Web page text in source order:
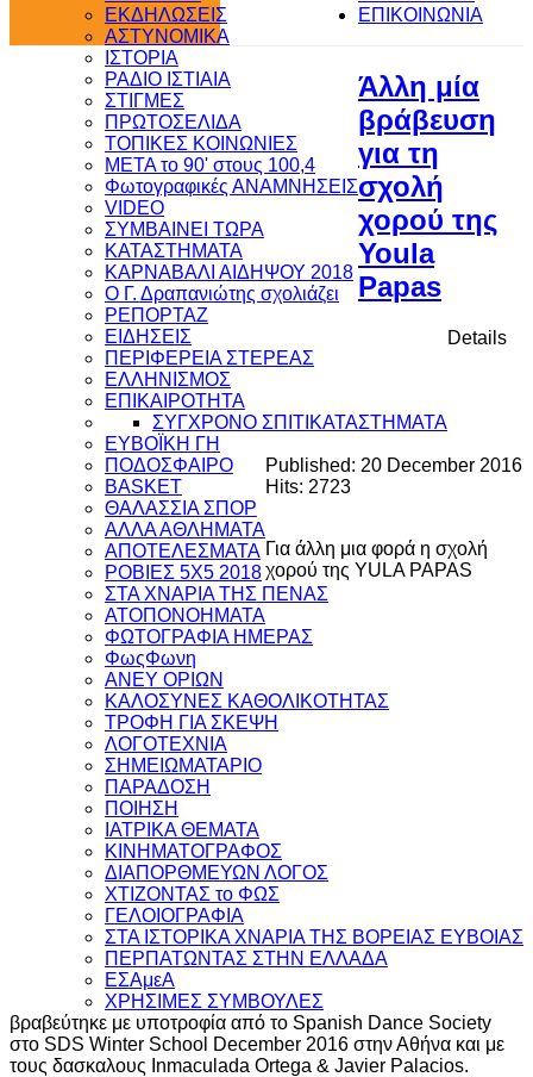
ΕΚΔΗΛΩΣΕΙΣ
ΑΣΤΥΝΟΜΙΚΑ
ΙΣΤΟΡΙΑ
ΡΑΔΙΟ ΙΣΤΙΑΙΑ
ΣΤΙΓΜΕΣ
ΠΡΩΤΟΣΕΛΙΔΑ
ΤΟΠΙΚΕΣ ΚΟΙΝΩΝΙΕΣ
ΜΕΤΑ το 90' στους 100,4
Φωτογραφικές ΑΝΑΜΝΗΣΕΙΣ
VIDEO
ΣΥΜΒΑΙΝΕΙ ΤΩΡΑ
ΚΑΤΑΣΤΗΜΑΤΑ
ΚΑΡΝΑΒΑΛΙ ΑΙΔΗΨΟΥ 2018
Ο Γ. Δραπανιώτης σχολιάζει
ΡΕΠΟΡΤΑΖ
ΕΙΔΗΣΕΙΣ
ΠΕΡΙΦΕΡΕΙΑ ΣΤΕΡΕΑΣ
ΕΛΛΗΝΙΣΜΟΣ
ΕΠΙΚΑΙΡΟΤΗΤΑ
ΚΑΤΑΣΤΗΜΑΤΑ
ΣΥΓΧΡΟΝΟ ΣΠΙΤΙ
ΕΥΒΟΪΚΗ ΓΗ
ΠΟΔΟΣΦΑΙΡΟ
BASKET
ΘΑΛΑΣΣΙΑ ΣΠΟΡ
ΑΛΛΑ ΑΘΛΗΜΑΤΑ
ΑΠΟΤΕΛΕΣΜΑΤΑ
ΡΟΒΙΕΣ 5Χ5 2018
ΣΤΑ ΧΝΑΡΙΑ ΤΗΣ ΠΕΝΑΣ
ΑΤΟΠΟΝΟΗΜΑΤΑ
ΦΩΤΟΓΡΑΦΙΑ ΗΜΕΡΑΣ
ΦωςΦωνη
ANEY ΟΡΙΩΝ
ΚΑΛΟΣΥΝΕΣ ΚΑΘΟΛΙΚΟΤΗΤΑΣ
ΤΡΟΦΗ ΓΙΑ ΣΚΕΨΗ
ΛΟΓΟΤΕΧΝΙΑ
ΣΗΜΕΙΩΜΑΤΑΡΙΟ
ΠΑΡΑΔΟΣΗ
ΠΟΙΗΣΗ
ΙΑΤΡΙΚΑ ΘΕΜΑΤΑ
ΚΙΝΗΜΑΤΟΓΡΑΦΟΣ
ΔΙΑΠΟΡΘΜΕΥΩΝ ΛΟΓΟΣ
ΧΤΙΖΟΝΤΑΣ το ΦΩΣ
ΓΕΛΟΙΟΓΡΑΦΙΑ
ΣΤΑ ΙΣΤΟΡΙΚΑ ΧΝΑΡΙΑ ΤΗΣ ΒΟΡΕΙΑΣ ΕΥΒΟΙΑΣ
ΠΕΡΠΑΤΩΝΤΑΣ ΣΤΗΝ ΕΛΛΑΔΑ
ΕΣΑμεΑ
ΧΡΗΣΙΜΕΣ ΣΥΜΒΟΥΛΕΣ
ΕΠΙΚΟΙΝΩΝΙΑ
Άλλη μία
βράβευση
για τη
σχολή
χορού της
Youla
Papas
Details
Published: 20 December 2016
Hits: 2723
Για άλλη μια φορά η σχολή
χορού της YULA PAPAS
βραβεύτηκε με υποτροφία από το Spanish Dance Society
στο SDS Winter School December 2016 στην Αθήνα και με
τους δασκαλους Inmaculada Ortega & Javier Palacios.